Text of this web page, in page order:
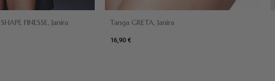
FINESSE, Janira
Blanco
Tanga GRETA, Janira
16,90 €